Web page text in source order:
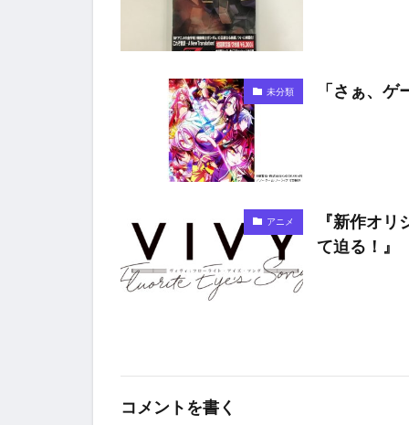
未分類 「さぁ、
アニメ
『新作オ
て迫る！』
コメントを書く